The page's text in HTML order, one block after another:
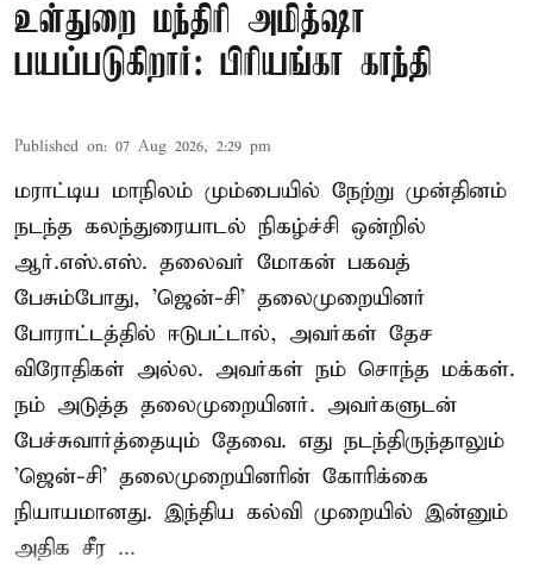
உள்துறை மந்திரி அமித்ஷா
பயப்படுகிறார்: பிரியங்கா காந்தி
Published on: 07 Aug 2026, 2:29 pm
மராட்டிய மாநிலம் மும்பையில் நேற்று முன்தினம்
நடந்த கலந்துரையாடல் நிகழ்ச்சி ஒன்றில்
ஆர்.எஸ்.எஸ். தலைவர் மோகன் பகவத்
பேசும்போது, 'ஜென்-சி' தலைமுறையினர்
போராட்டத்தில் ஈடுபட்டால், அவர்கள் தேச
விரோதிகள் அல்ல. அவர்கள் நம் சொந்த மக்கள்.
நம் அடுத்த தலைமுறையினர். அவர்களுடன்
பேச்சுவார்த்தையும் தேவை. எது நடந்திருந்தாலும்
'ஜென்-சி' தலைமுறையினரின் கோரிக்கை
நியாயமானது. இந்திய கல்வி முறையில் இன்னும்
அதிக சீர ...